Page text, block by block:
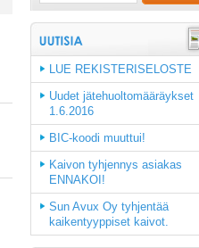
LUE REKISTERISELOSTE
Uudet jätehuoltomääräykset
1.6.2016
BIC-koodi muuttui!
Kaivon tyhjennys asiakas
ENNAKOI!
Sun Avux Oy tyhjentää
kaikentyyppiset kaivot.